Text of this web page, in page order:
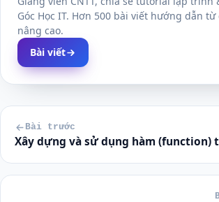
Góc Học IT. Hơn 500 bài viết hướng dẫn
nâng cao.
Bài viết
Bài trước
Xây dựng và sử dụng hàm (function)